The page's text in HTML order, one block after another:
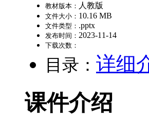
教材版本： 人教版
文件大小： 10.16 MB
文件类型： .pptx
发布时间： 2023-11-14
下载次数：
目录： 详细
课件介绍